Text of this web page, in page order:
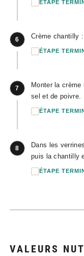
ÉTAPE
6 Crème chantilly :
ÉTAPE
7
Monter la
sel et de poivre.
ÉTAPE
8
Dans les
puis la chantilly
ÉTAPE
VALEURS